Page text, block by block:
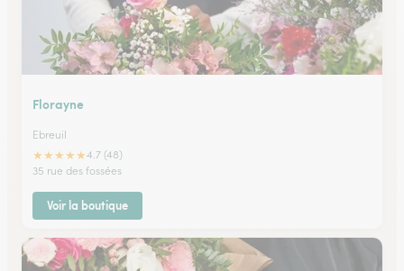
Florayne
Ebreuil
★★★★★4.7 (48)
35 rue des fossées
Voir la boutique